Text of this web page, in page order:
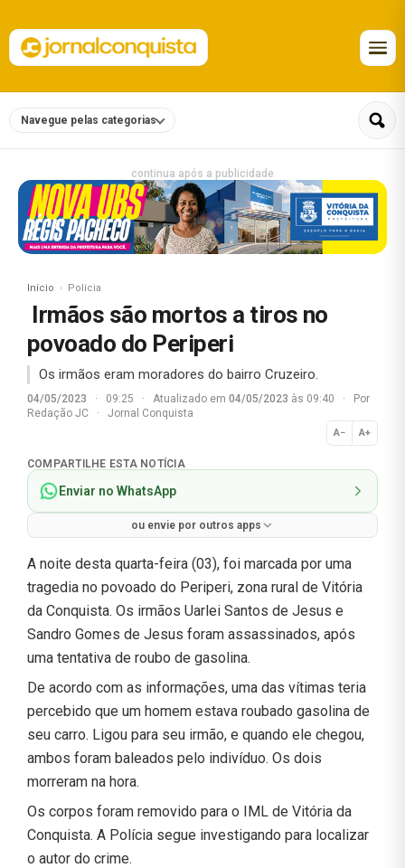
Navegue pelas categorias
continua após a publicidade
Início Polícia
Irmãos são mortos a tiros no
povoado do Periperi
Os irmãos eram moradores do bairro Cruzeiro.
04/05/2023 · 09:25 · Atualizado em 04/05/2023 às 09:40 ·
Por
Redação JC
· Jornal Conquista
A− A+
Normal
COMPARTILHE ESTA NOTÍCIA
Enviar no WhatsApp
ou envie por outros apps
A noite desta quarta-feira (03), foi marcada por uma
tragedia no povoado do Periperi, zona rural de Vitória
da Conquista. Os irmãos Uarlei Santos de Jesus e
Sandro Gomes de Jesus foram assassinados, após
uma tentativa de roubo de gasolina.
De acordo com as informações, uma das vítimas teria
percebido que um homem estava roubado gasolina de
seu carro. Ligou para seu irmão, e quando ele chegou,
ambos foram baleados pelo indivíduo. Os dois
morreram na hora.
Os corpos foram removido para o IML de Vitória da
Conquista. A Polícia segue investigando para localizar
o autor do crime.